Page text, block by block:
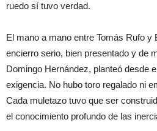
ruedo sí tuvo verdad.
El mano a mano entre Tomás Rufo y
encierro serio, bien presentado y de
Domingo Hernández, planteó desde
exigencia. No hubo toro regalado ni
Cada muletazo tuvo que ser
el conocimiento profundo de las